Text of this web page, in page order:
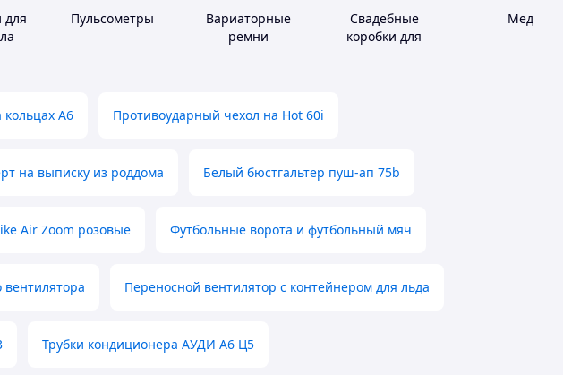
для
Пульсометры
Вариаторные
ремни
Свадебные
коробки для
Мед
А6 Противоударный чехол на Hot 60i
на выписку из роддома Белый бюстгальтер пуш-ап 75b
Air Zoom розовые Футбольные ворота и футбольный мяч
вентилятора Переносной вентилятор с контейнером для льда
Трубки кондиционера АУДИ А6 Ц5